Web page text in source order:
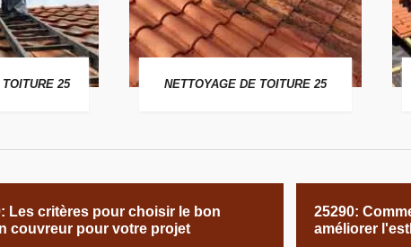
25 NETTOYAGE DE TOITURE 25
Les critères pour choisir le bon
couvreur pour votre projet
25290:
améliorer